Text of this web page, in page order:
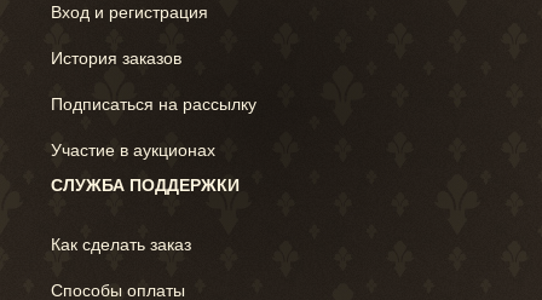
Вход и регистрация
История заказов
Подписаться на рассылку
Участие в аукционах
СЛУЖБА ПОДДЕРЖКИ
Как сделать заказ
Способы оплаты